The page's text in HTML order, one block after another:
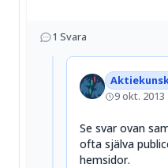
1 Svara
9 okt. 2013
Se svar ovan
ofta själva
hemsidor.